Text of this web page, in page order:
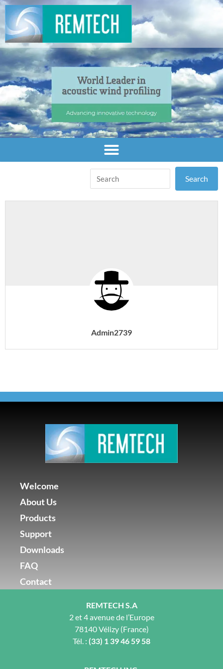
Admin2739
Welcome
About Us
Products
Support
Downloads
FAQ
Contact
REMTECH S.A
2 et 4 avenue de l’Europe
78140 Vélizy (France)
Tél. : (33) 1 39 46 59 58